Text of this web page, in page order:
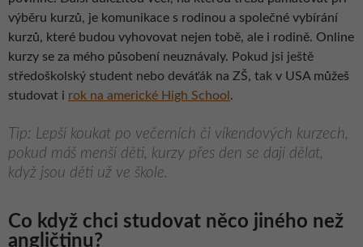
výběru kurzů, je komunikace s rodinou a společné vybírání
kurzů, které budou vyhovovat nejen tobě, ale i rodině. Online
kurzy se za mého působení neuznávaly. Pokud jsi ještě
středoškolský student nebo deváťák na ZŠ, tak v USA můžeš
studovat i rok na americké High School.
Tip: Lepší koukat po večerních či víkendových kurzech,
pokud máš menší děti, kurzy přes den se dají dělat,
když jsou děti už ve škole.
Co když chci studovat něco jiného než
angličtinu?